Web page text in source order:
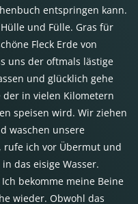
entspringen kann.
und Fülle. Gras für
Fleck Erde von
uns der oftmals lästige
und glücklich gehe
in vielen Kilometern
speisen wird. Wir ziehen
waschen unsere
rufe ich vor Übermut und
das eisige Wasser.
bekomme meine Beine
wieder. Obwohl das